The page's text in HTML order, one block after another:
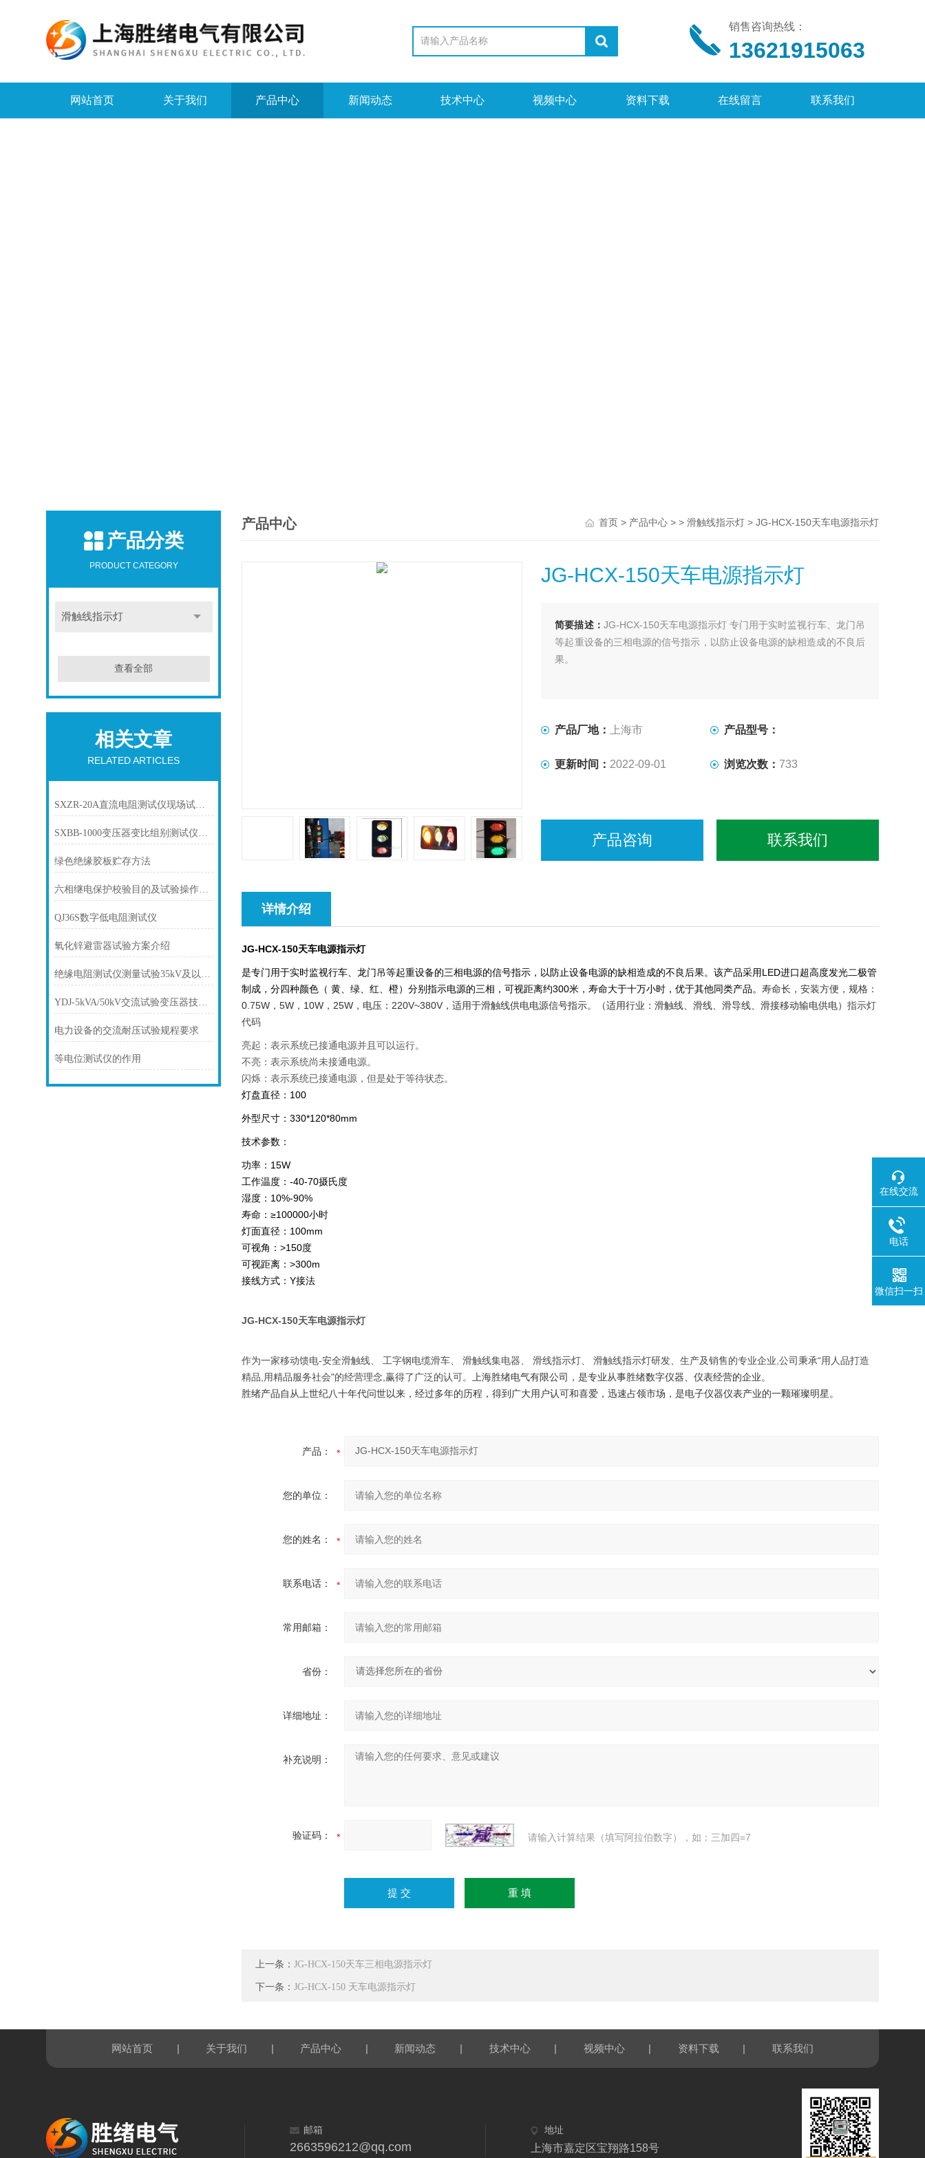
销售咨询热线：
13621915063
网站首页 关于我们 产品中心 新闻动态 技术中心 视频中心 资料下载 在线留言 联系我们
产品分类
PRODUCT CATEGORY
滑触线指示灯
查看全部
相关文章
RELATED ARTICLES
SXZR-20A直流电阻测试仪现场试验方法
SXBB-1000变压器变比组别测试仪现场试验操作方法
绿色绝缘胶板贮存方法
六相继电保护校验目的及试验操作步骤
QJ36S数字低电阻测试仪
氧化锌避雷器试验方案介绍
绝缘电阻测试仪测量试验35kV及以上电容式套管规程
YDJ-5kVA/50kV交流试验变压器技术参数
电力设备的交流耐压试验规程要求
等电位测试仪的作用
产品中心 首页> 产品中心> > 滑触线指示灯> JG-HCX-150天车电源指示灯
JG-HCX-150天车电源指示灯
简要描述： JG-HCX-150天车电源指示灯 专门用于实时监视行车、龙门吊
等起重设备的三相电源的信号指示，以防止设备电源的缺相造成的不良后
果。
产品厂地： 上海市 产品型号：
更新时间： 2022-09-01 浏览次数： 733
产品咨询 联系我们
详情介绍
JG-HCX-150天车电源指示灯
是专门用于实时监视行车、龙门吊等起重设备的三相电源的信号指示，以防止设备电源的缺相造成的不良后果。该产品采用LED进口超高度发光二极管
制成，分四种颜色（ 黄、绿、红、橙）分别指示电源的三相，可视距离约300米，寿命大于十万小时，优于其他同类产品。寿命长，安装方便，规格：
0.75W，5W，10W，25W，电压：220V~380V，适用于滑触线供电电源信号指示。（适用行业：滑触线、滑线、滑导线、滑接移动输电供电）指示灯
代码
亮起：表示系统已接通电源并且可以运行。
不亮：表示系统尚未接通电源。
闪烁：表示系统已接通电源，但是处于等待状态。
灯盘直径：100
外型尺寸：330*120*80mm
技术参数：
功率：15W
工作温度：-40-70摄氏度
湿度：10%-90%
寿命：≥100000小时
灯面直径：100mm
可视角：>150度
可视距离：>300m
接线方式：Y接法
JG-HCX-150天车电源指示灯
作为一家移动馈电-安全滑触线、 工字钢电缆滑车、 滑触线集电器、 滑线指示灯、 滑触线指示灯研发、生产及销售的专业企业,公司秉承“用人品打造
精品,用精品服务社会"的经营理念,赢得了广泛的认可。
上海胜绪电气有限公司，是专业从事胜绪数字仪器、仪表经营的企业。
胜绪产品自从上世纪八十年代问世以来，经过多年的历程，得到广大用户认可和喜爱，迅速占领市场，是电子仪器仪表产业的一颗璀璨明星。
产品：
您的单位：
您的姓名：
联系电话：
常用邮箱：
省份：
详细地址：
补充说明：
验证码： 请输入计算结果（填写阿拉伯数字），如：三加四=7
上一条：JG-HCX-150天车三相电源指示灯
下一条：JG-HCX-150 天车电源指示灯
网站首页 | 关于我们 | 产品中心 | 新闻动态 | 技术中心 | 视频中心 | 资料下载 | 联系我们
邮箱
2663596212@qq.com
地址
上海市嘉定区宝翔路158号
在线交流
电话
微信扫一扫